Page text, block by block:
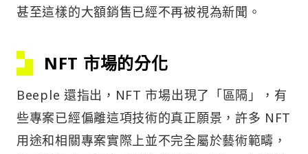
甚至這樣的大額銷售已經不再被視為新聞。
NFT 市場的分化
Beeple 還指出，NFT 市場出現了「區隔」，有
些專案已經偏離這項技術的真正願景，許多 NFT
用途和相關專案實際上並不完全屬於藝術範疇，